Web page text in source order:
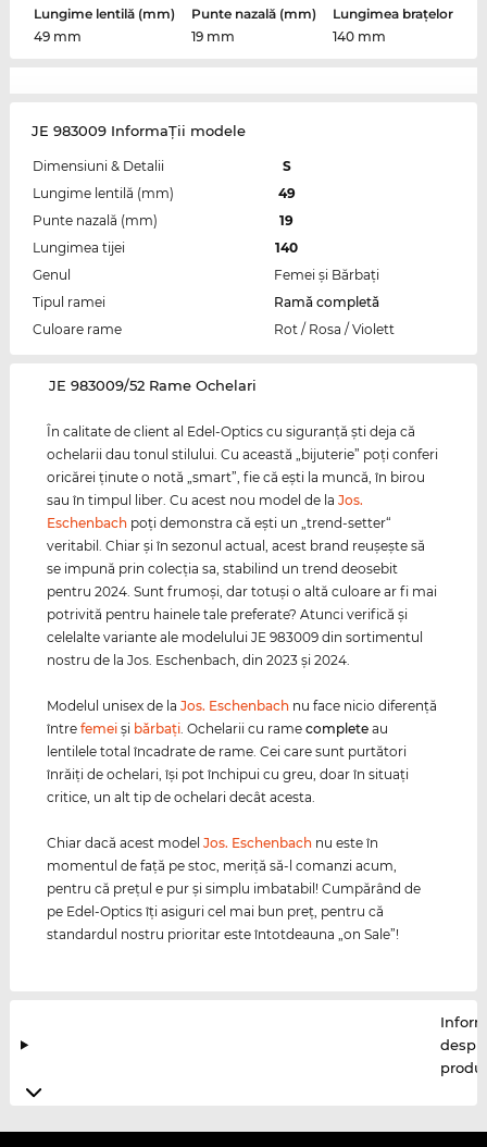
Lungime lentilă (mm)
49 mm
Punte nazală (mm)
19 mm
Lungimea brațelor
140 mm
JE 983009 InformaŢii modele
Dimensiuni & Detalii
S
Lungime lentilă (mm)
49
Punte nazală (mm)
19
Lungimea tijei
140
Genul
Femei şi Bărbaţi
Tipul ramei
Ramă completă
Culoare rame
Rot / Rosa / Violett
‌JE 983009/52 Rame Ochelari
În calitate de client al Edel-Optics cu siguranţă şti deja că
ochelarii dau tonul stilului. Cu această „bijuterie” poţi conferi
oricărei ţinute o notă „smart”, fie că eşti la muncă, în birou
sau în timpul liber. Cu acest nou model de laJos.
Eschenbach poţi demonstra că eşti un „trend-setter“
veritabil. Chiar şi în sezonul actual, acest brand reuşeşte să
se impună prin colecţia sa, stabilind un trend deosebit
pentru 2024. Sunt frumoşi, dar totuşi o altă culoare ar fi mai
potrivită pentru hainele tale preferate? Atunci verifică şi
celelalte variante ale modelului JE 983009 din sortimentul
nostru de la Jos. Eschenbach, din 2023 şi 2024.
Modelul unisex de laJos. Eschenbach nu face nicio diferenţă
întrefemei şi bărbaţi . Ochelarii cu ramecomplete au
lentilele total încadrate de rame. Cei care sunt purtători
înrăiţi de ochelari, îşi pot închipui cu greu, doar în situaţi
critice, un alt tip de ochelari decât acesta.
Chiar dacă acest modelJos. Eschenbach nu este în
momentul de faţă pe stoc, meriţă să-l comanzi acum,
pentru că preţul e pur şi simplu imbatabil! Cumpărând de
pe Edel-Optics îţi asiguri cel mai bun preţ, pentru că
standardul nostru prioritar este întotdeauna „on Sale”!